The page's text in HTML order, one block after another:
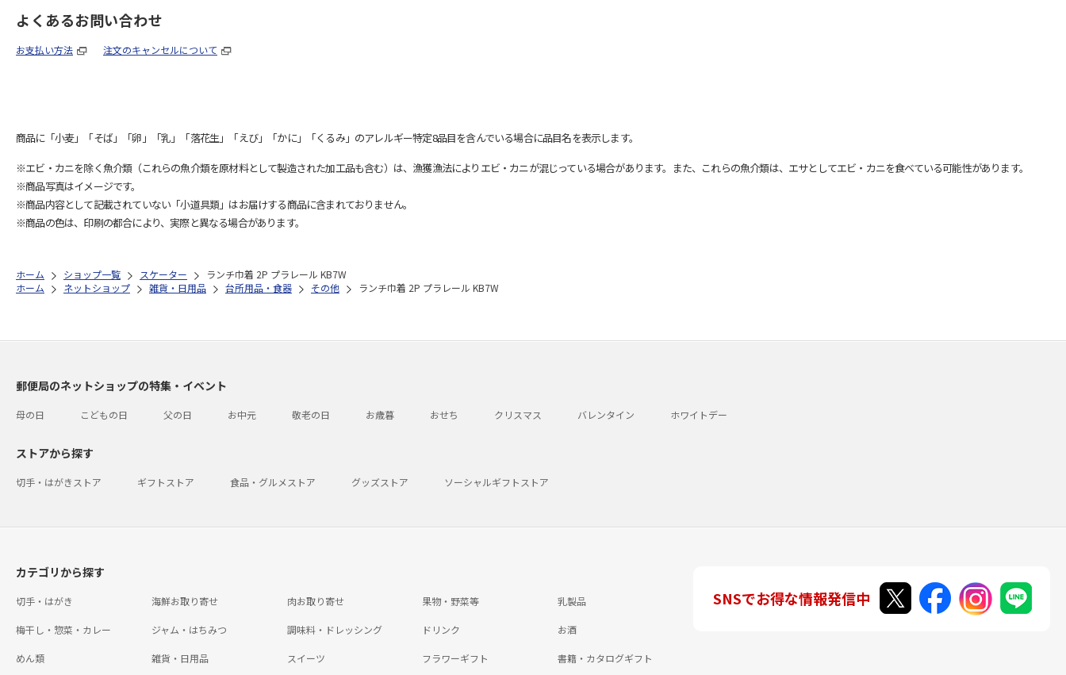
よくあるお問い合わせ
お支払い方法 注文のキャンセルについて
商品に「小麦」「そば」「卵」「乳」「落花生」「えび」「かに」「くるみ」のアレルギー特定8品目を含んでいる場合に品目名を表示します。
※エビ・カニを除く魚介類（これらの魚介類を原材料として製造された加工品も含む）は、漁獲漁法によりエビ・カニが混じっている場合があります。また、これらの魚介類は、エサとしてエビ・カニを食べている可能性があります。
※商品写真はイメージです。
※商品内容として記載されていない「小道具類」はお届けする商品に含まれておりません。
※商品の色は、印刷の都合により、実際と異なる場合があります。
ホーム ショップ一覧 スケーター
ランチ巾着 2P プラレール KB7W
ホーム
ネットショップ 雑貨・日用品 台所用品・食器 その他 ランチ巾着 2P プラレール KB7W
郵便局のネットショップの特集・イベント
母の日 こどもの日 父の日 お中元 敬老の日 お歳暮 おせち クリスマス バレンタイン ホワイトデー
ストアから探す
切手・はがきストア ギフトストア 食品・グルメストア グッズストア ソーシャルギフトストア
カテゴリから探す
切手・はがき 海鮮お取り寄せ 肉お取り寄せ 果物・野菜等 乳製品
梅干し・惣菜・カレー ジャム・はちみつ 調味料・ドレッシング ドリンク お酒
めん類 雑貨・日用品 スイーツ フラワーギフト 書籍・カタログギフト
SNSでお得な情報発信中